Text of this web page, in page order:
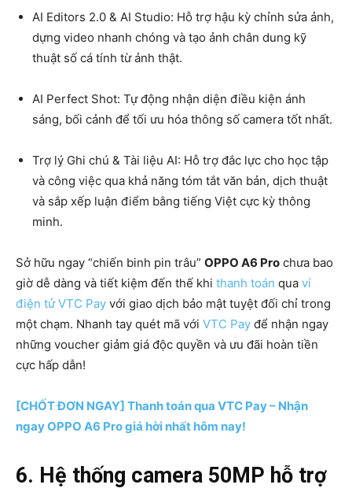
AI Editors 2.0 & AI Studio: Hỗ trợ hậu kỳ chỉnh sửa ảnh,
dựng video nhanh chóng và tạo ảnh chân dung kỹ
thuật số cá tính từ ảnh thật.
AI Perfect Shot: Tự động nhận diện điều kiện ánh
sáng, bối cảnh để tối ưu hóa thông số camera tốt nhất.
Trợ lý Ghi chú & Tài liệu AI: Hỗ trợ đắc lực cho học tập
và công việc qua khả năng tóm tắt văn bản, dịch thuật
và sắp xếp luận điểm bằng tiếng Việt cực kỳ thông
minh.
Sở hữu ngay “chiến binh pin trâu” OPPO A6 Pro chưa bao
giờ dễ dàng và tiết kiệm đến thế khi thanh toán qua ví
điện tử VTC Pay với giao dịch bảo mật tuyệt đối chỉ trong
một chạm. Nhanh tay quét mã với VTC Pay để nhận ngay
những voucher giảm giá độc quyền và ưu đãi hoàn tiền
cực hấp dẫn!
[CHỐT ĐƠN NGAY] Thanh toán qua VTC Pay – Nhận
ngay OPPO A6 Pro giá hời nhất hôm nay!
6. Hệ thống camera 50MP hỗ trợ